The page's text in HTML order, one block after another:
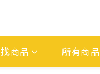
找商品 所有商品